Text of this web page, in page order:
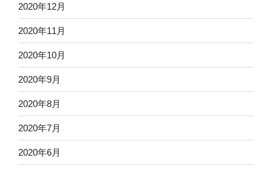
2020年12月
2020年11月
2020年10月
2020年9月
2020年8月
2020年7月
2020年6月